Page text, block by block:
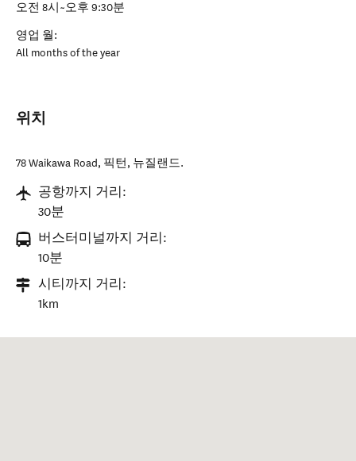
오전 8시~오후 9:30분
영업 월:
All months of the year
위치
78 Waikawa Road, 픽턴, 뉴질랜드.
공항까지 거리:
30분
버스터미널까지 거리:
10분
시티까지 거리:
1km